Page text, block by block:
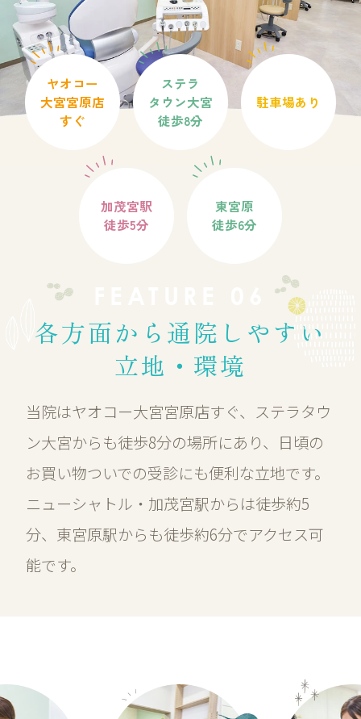
ヤオコー
大宮宮原店
すぐ
ステラ
タウン大宮
徒歩8分
駐車場あり
加茂宮駅
徒歩5分
東宮原
徒歩6分
各方面から通院しやすい
立地・環境
当院はヤオコー大宮宮原店すぐ、ステラタウ
ン大宮からも徒歩8分の場所にあり、 日頃の
お買い物ついでの受診にも便利な立地です。
ニューシャトル・加茂宮駅からは徒歩約5
分、東宮原駅からも徒歩約6分でアクセス可
能です。